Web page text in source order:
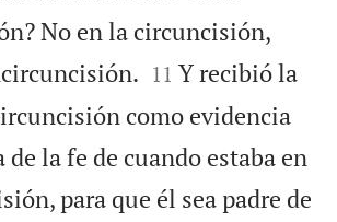
No en la circuncisión,


11 Y recibió la
como evidencia
la fe de cuando estaba en
para que él sea padre de